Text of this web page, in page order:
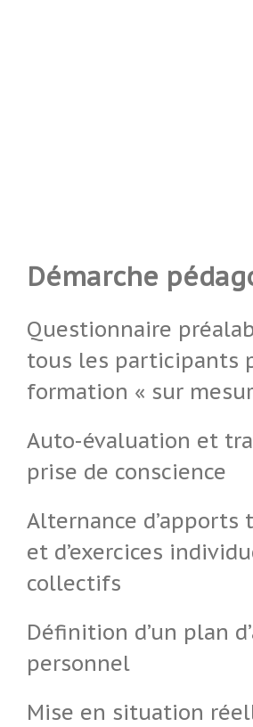
Démarche
Questionnaire
tous les participants
formation « sur
Auto-évaluation et
prise de conscience
Alternance d’apports
et d’exercices
collectifs
Définition d’un plan
personnel
Mise en situation